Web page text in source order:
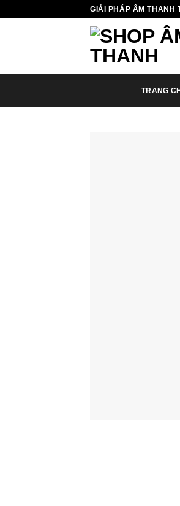
đến
GIẢI PHÁP ÂM THANH
TRANG